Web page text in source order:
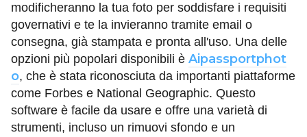
modificheranno la tua foto per soddisfare i requisiti
governativi e te la invieranno tramite email o
consegna, già stampata e pronta all'uso. Una delle
opzioni più popolari disponibili è Aipassportphot
o, che è stata riconosciuta da importanti piattaforme
come Forbes e National Geographic. Questo
software è facile da usare e offre una varietà di
strumenti, incluso un rimuovi sfondo e un